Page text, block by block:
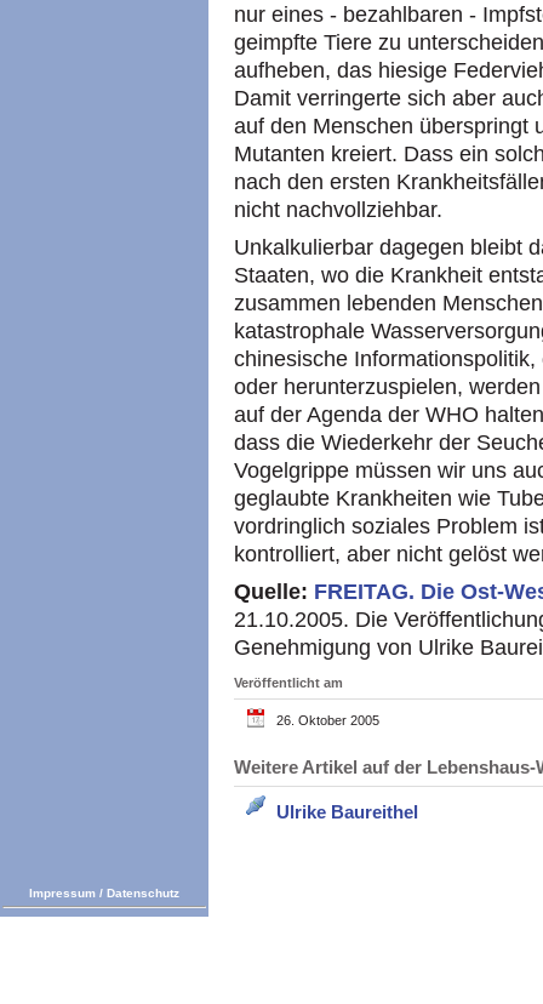
nur eines - bezahlbaren -
geimpfte Tiere zu
aufheben, das hiesige
Damit verringerte sich aber
auf den Menschen überspringt
Mutanten kreiert. Dass ein
nach den ersten
nicht nachvollziehbar.
Unkalkulierbar dagegen bleibt
Staaten, wo die Krankheit
zusammen lebenden
katastrophale
chinesische
oder herunterzuspielen,
auf der Agenda der WHO
dass die Wiederkehr der
Vogelgrippe müssen wir uns
geglaubte Krankheiten wie
vordringlich soziales Problem
kontrolliert, aber nicht gelöst
Quelle: FREITAG. Die Ost-
21.10.2005. Die
Genehmigung von Ulrike
Veröffentlicht am
26. Oktober 2005
Weitere Artikel auf der
Ulrike Baureithel
Impressum / Datenschutz